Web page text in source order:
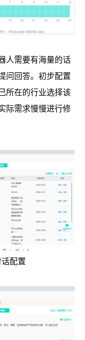
人需要有海量的话
问回答。初步配置
所在的行业选择该
际需求慢慢进行修
配置